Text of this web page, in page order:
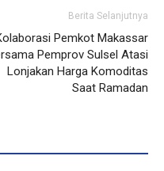
Berita Selanjutnya
Pemkot Makassar
Pemprov Sulsel Atasi
Lonjakan Harga Komoditas
Saat Ramadan